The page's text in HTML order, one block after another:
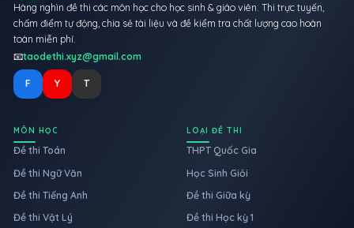
Hàng nghìn đề thi các môn học cho học sinh & giáo viên. Thi trực tuyến,
chấm điểm tự động, chia sẻ tài liệu và đề kiểm tra chất lượng cao hoàn
toàn miễn phí.
📧taodethi.xyz@gmail.com
F Y T
MÔN HỌC
Đề thi Toán
Đề thi Ngữ Văn
Đề thi Tiếng Anh
Đề thi Vật Lý
LOẠI ĐỀ THI
THPT Quốc Gia
Học Sinh Giỏi
Đề thi Giữa kỳ
Đề thi Học kỳ 1